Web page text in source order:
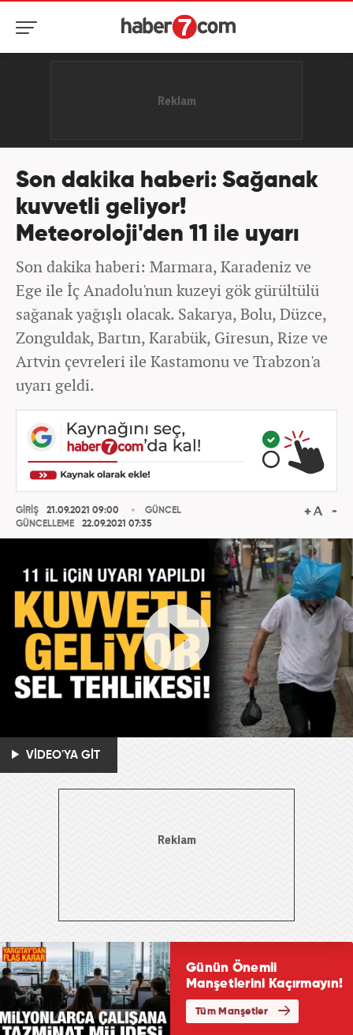
Son dakika haberi: Sağanak
kuvvetli geliyor!
Meteoroloji'den 11 ile uyarı
Son dakika haberi: Marmara, Karadeniz ve
Ege ile İç Anadolu'nun kuzeyi gök gürültülü
sağanak yağışlı olacak. Sakarya, Bolu, Düzce,
Zonguldak, Bartın, Karabük, Giresun, Rize ve
Artvin çevreleri ile Kastamonu ve Trabzon'a
uyarı geldi.
GİRİŞ
21.09.2021 09:00
GÜNCELLEME
22.09.2021 07:35
GÜNCEL
VİDEO'YA GİT